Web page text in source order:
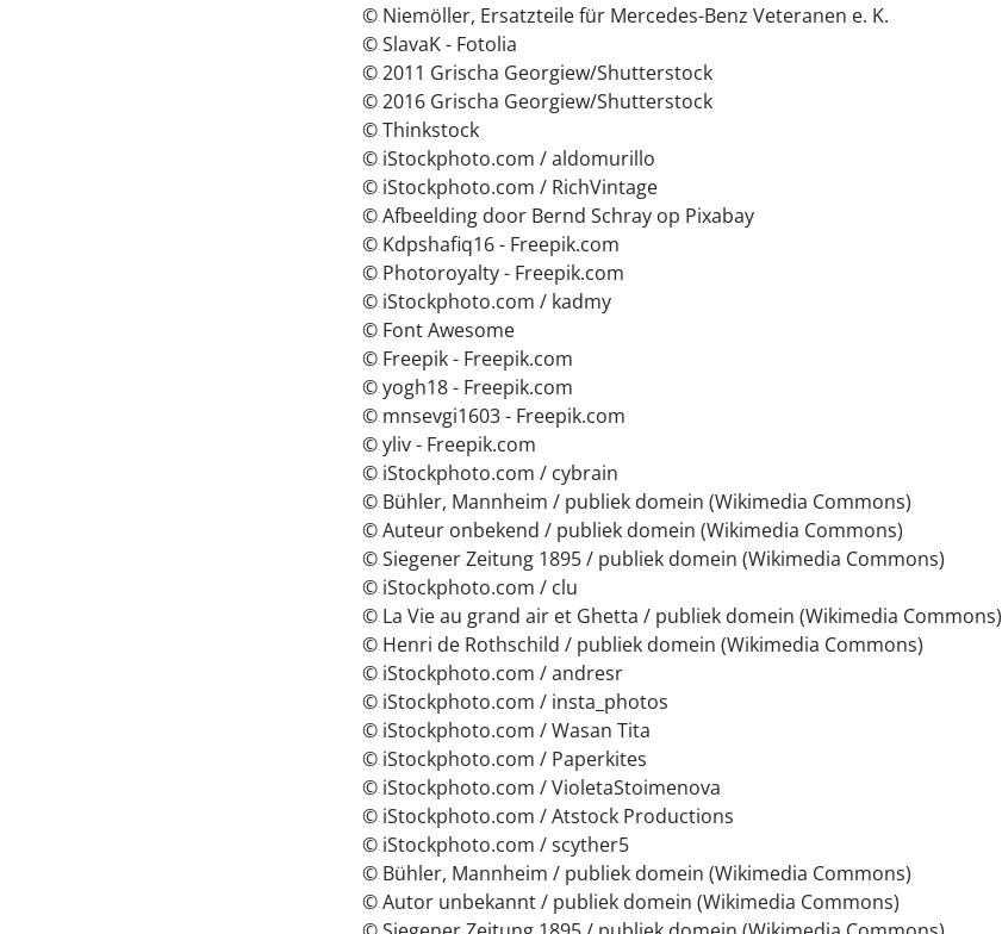
© Niemöller, Ersatzteile für Mercedes-Benz Veteranen e. K.
© SlavaK - Fotolia
© 2011 Grischa Georgiew/Shutterstock
© 2016 Grischa Georgiew/Shutterstock
© Thinkstock
© iStockphoto.com / aldomurillo
© iStockphoto.com / RichVintage
© Afbeelding door Bernd Schray op Pixabay
© Kdpshafiq16 - Freepik.com
© Photoroyalty - Freepik.com
© iStockphoto.com / kadmy
© Font Awesome
© Freepik - Freepik.com
© yogh18 - Freepik.com
© mnsevgi1603 - Freepik.com
© yliv - Freepik.com
© iStockphoto.com / cybrain
© Bühler, Mannheim / publiek domein (Wikimedia Commons)
© Auteur onbekend / publiek domein (Wikimedia Commons)
© Siegener Zeitung 1895 / publiek domein (Wikimedia Commons)
© iStockphoto.com / clu
© La Vie au grand air et Ghetta / publiek domein (Wikimedia Commons)
© Henri de Rothschild / publiek domein (Wikimedia Commons)
© iStockphoto.com / andresr
© iStockphoto.com / insta_photos
© iStockphoto.com / Wasan Tita
© iStockphoto.com / Paperkites
© iStockphoto.com / VioletaStoimenova
© iStockphoto.com / Atstock Productions
© iStockphoto.com / scyther5
© Bühler, Mannheim / publiek domein (Wikimedia Commons)
© Autor unbekannt / publiek domein (Wikimedia Commons)